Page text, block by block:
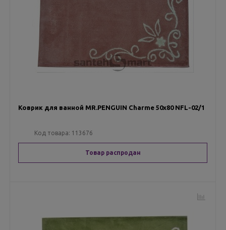
Коврик для ванной MR.PENGUIN Charme 50х80 NFL-02/1
Код товара: 113676
Товар распродан